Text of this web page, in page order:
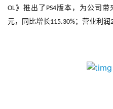
OL》推出了 PS4版本，为公司带
元，同比增长115.30%；营业利润